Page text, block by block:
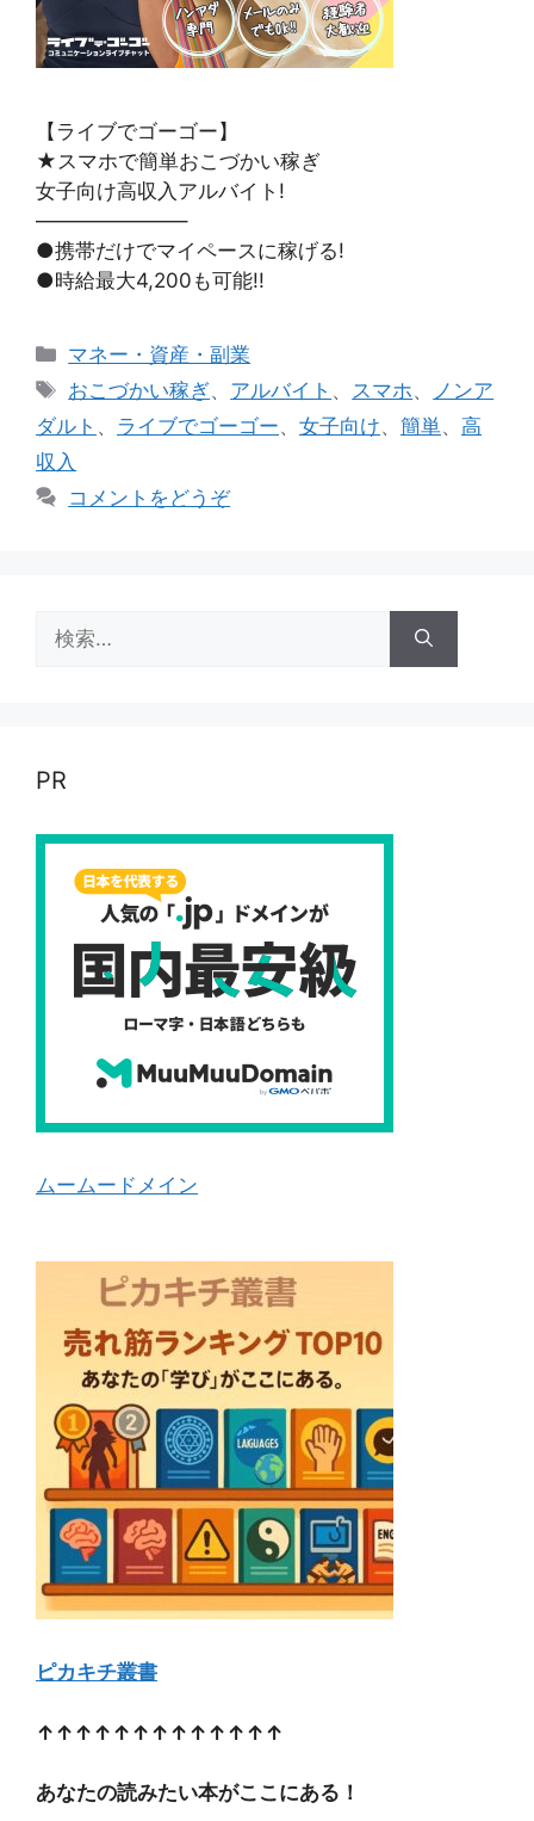
【ライブでゴーゴー】
★スマホで簡単おこづかい稼ぎ
女子向け高収入アルバイト!
———————–
●携帯だけでマイペースに稼げる!
●時給最大4,200も可能!!
カ
テ
ゴ
リ
ー
マネー・資産・副業
タ
グ
おこづかい稼ぎ、 アルバイト 、 スマホ、
ノンア
ダルト 、 ライブでゴーゴー、 女子向け、 簡単、 高
収入
コメントをどうぞ
索:
PR
ムームードメイン
ピカキチ叢書
↑↑↑↑↑↑↑↑↑↑↑↑↑
あなたの読みたい本がここにある！